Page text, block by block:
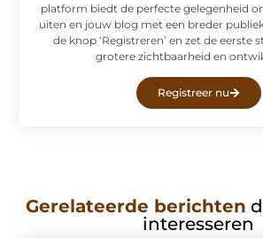
platform biedt de perfecte gelegenheid
uiten en jouw blog met een breder
de knop ‘Registreren’ en zet de eerste
grotere zichtbaarheid en
Registreer nu
Gerelateerde berichten
interesseren